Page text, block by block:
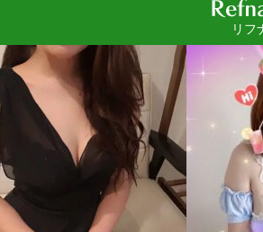
リフ